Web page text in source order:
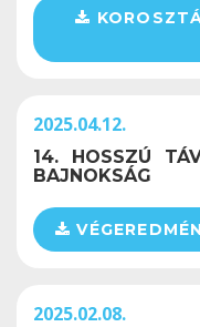
2025.04.12.
14. HOSSZÚ
BAJNOKSÁG
2025.02.08.